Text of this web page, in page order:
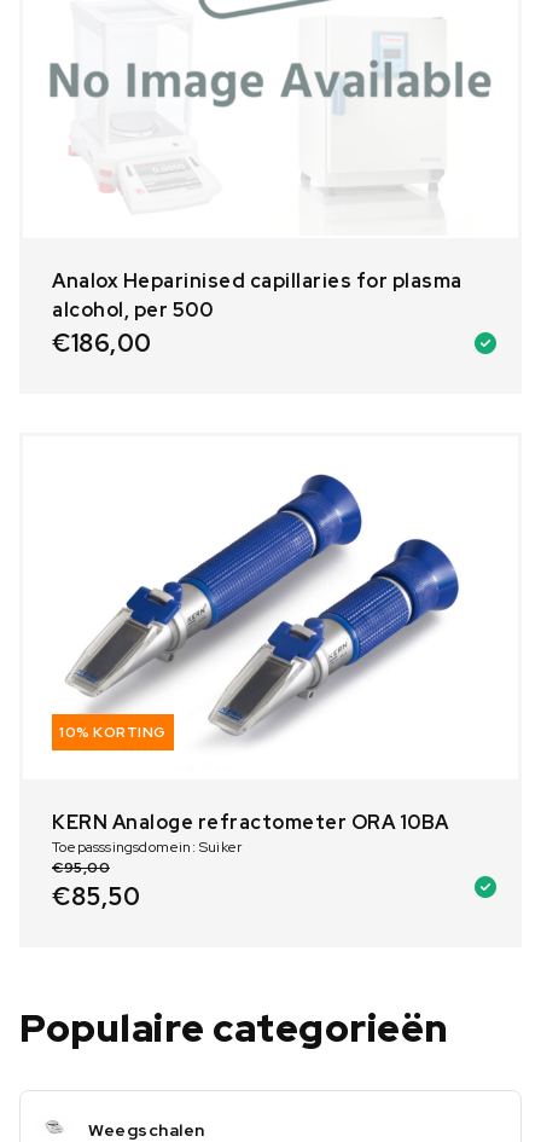
Analox Heparinised capillaries for plasma
alcohol, per 500
€186,00
10% KORTING
KERN Analoge refractometer ORA 10BA
Toepasssingsdomein: Suiker
€95,00
€85,50
Populaire categorieën
Weegschalen